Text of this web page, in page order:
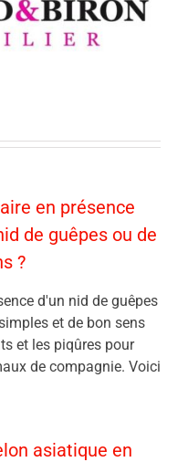
en présence
de guêpes ou de
?
d'un nid de guêpes
et de bon sens
et les piqûres pour
de compagnie. Voici
asiatique en